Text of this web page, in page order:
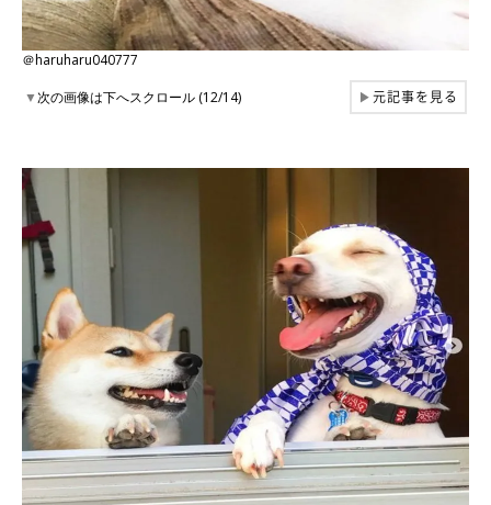
＠haruharu040777
▼次の画像は下へスクロール (12/14) ▶元記事を見る